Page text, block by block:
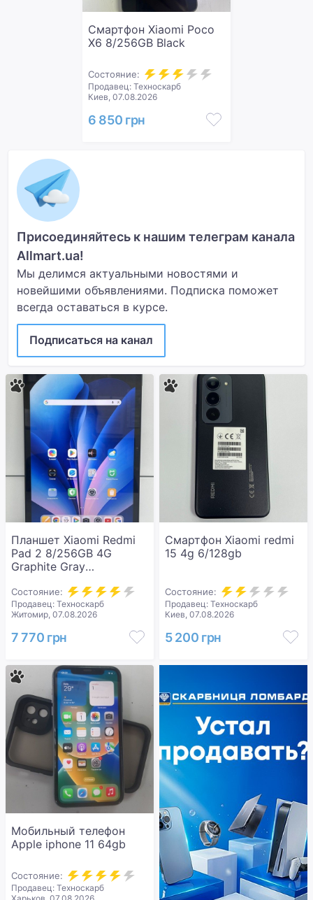
Смартфон Xiaomi Poco
X6 8/256GB Black
Состояние:
Продавец: Техноскарб
Киев, 07.08.2026
6 850 грн
Планшет Xiaomi Redmi
Pad 2 8/256GB 4G
Graphite Gray
Состояние:
Продавец: Техноскарб
Житомир, 07.08.2026
7 770 грн
Смартфон Xiaomi redmi
15 4g 6/128gb
Состояние:
Продавец: Техноскарб
Киев, 07.08.2026
5 200 грн
Мобильный телефон
Apple iphone 11 64gb
Состояние:
Продавец: Техноскарб
Присоединяйтесь к нашим телеграм канала
Allmart.ua!
Мы делимся актуальными новостями и
новейшими объявлениями. Подписка поможет
всегда оставаться в курсе.
Подписаться на канал